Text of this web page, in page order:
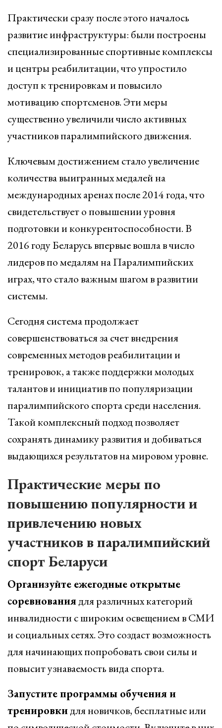
Практически сразу после этого началось
развитие инфраструктуры: были построены
специализированные спортивные комплексы
и центры реабилитации, что упростило
доступ к тренировкам и повысило
мотивацию спортсменов. Эти меры
существенно увеличили число активных
участников паралимпийского движения.
Ключевым достижением стало увеличение
количества выигранных медалей на
международных аренах после 2014 года, что
свидетельствует о повышении уровня
подготовки и конкурентоспособности. В
2016 году Беларусь впервые вошла в число
лидеров по медалям на Паралимпийских
играх, что стало важным шагом в развитии
системы.
Сегодня система продолжает
совершенствоваться за счет внедрения
современных методов реабилитации и
тренировок, а также поддержки молодых
талантов и инициатив по популяризации
паралимпийского спорта среди населения.
Такой комплексный подход позволяет
сохранять динамику развития и добиваться
выдающихся результатов на мировом уровне.
Практические меры по
повышению популярности и
привлечению новых
участников в паралимпийский
спорт Беларуси
Организуйте ежегодные открытые
соревнованиядля различных категорий
инвалидности с широким освещением в СМИ
и социальных сетях. Это создаст возможность
для начинающих попробовать свои силы и
повысит узнаваемость вида спорта.
Запустите программы обучения и
тренировкидля новичков, бесплатные или